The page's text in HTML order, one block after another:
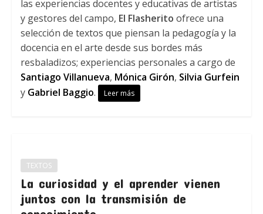
las experiencias docentes y educativas de artistas
y gestores del campo, El Flasherito ofrece una
selección de textos que piensan la pedagogía y la
docencia en el arte desde sus bordes más
resbaladizos; experiencias personales a cargo de
Santiago Villanueva, Mónica Girón, Silvia Gurfein
y Gabriel Baggio. Leer más
TEXTOS
La curiosidad y el aprender vienen
juntos con la transmisión de